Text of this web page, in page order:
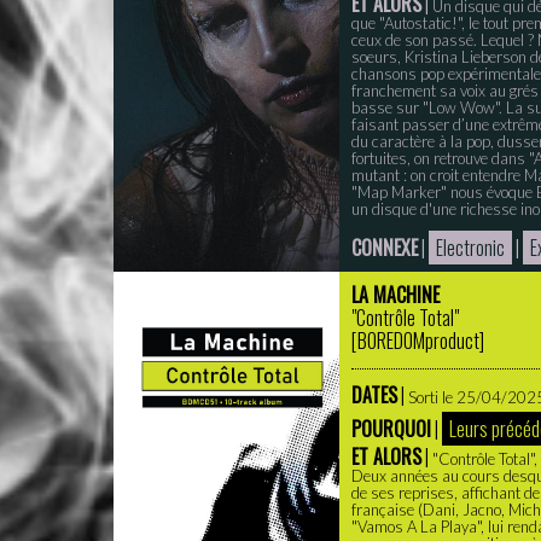
Un disque qui
que "Autostatic!", le tout
ceux de son passé. Lequel
soeurs, Kristina Lieberson
chansons pop
franchement sa voix au
basse sur "Low Wow". La
faisant passer d’une
du caractère à la pop,
fortuites, on retrouve dans
mutant : on croit entendre
"Map Marker" nous évoque
un disque d'une richesse
CONNEXE| Electronic |
LA MACHINE
"Contrôle Total"
[BOREDOMproduct]
DATES| Sorti le 25/04/
POURQUOI| Leurs
ET ALORS| "Contrôle
Deux années au cours
de ses reprises, affichant
française (Dani, Jacno,
"Vamos A La Playa", lui